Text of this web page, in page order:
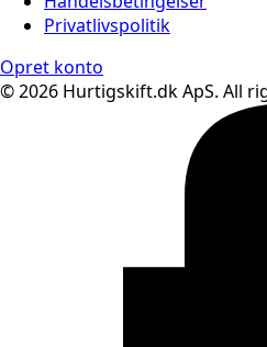
Privatlivspolitik
Opret konto
© 2026 Hurtigskift.dk ApS. All